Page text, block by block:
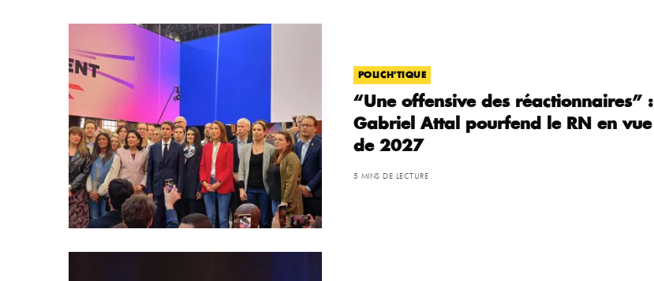
POLICH'TIQUE
“Une offensive des réactionnaires” :
Gabriel Attal pourfend le RN en vue
de 2027
5 MINS DE LECTURE